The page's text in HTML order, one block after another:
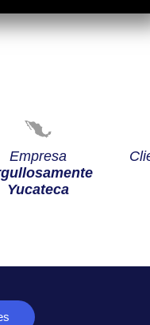
Empresa
Yucateca